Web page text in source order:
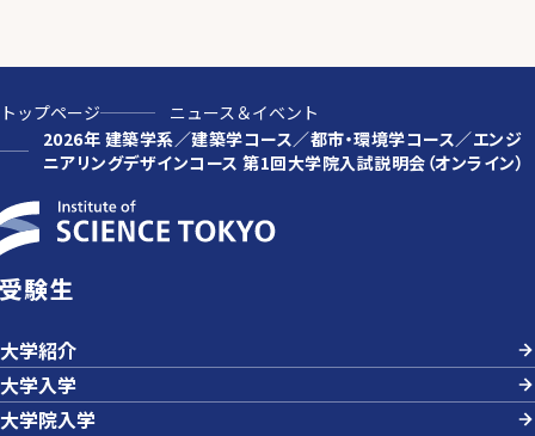
トップページ
ニュース＆イベント
2026年 建築学系／建築学コース／都市・環境学コース／エンジ
ニアリングデザインコース 第1回大学院入試説明会（オンライン）
受験生
大学紹介
大学入学
大学院入学